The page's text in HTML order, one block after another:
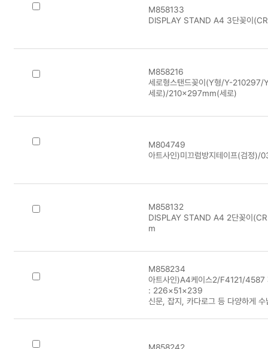
M858133
DISPLAY STAND A4 3단꽂이
M858216
세로형스탠드꽂이(Y형/Y-
세로)/210×297mm(세로)
M804749
아트사인)미끄럼방지테이프(검정)/
M858132
DISPLAY STAND A4 2단꽂이
m
M858234
아트사인)A4케이스2/F4121/4587
: 226×51×239
신문, 잡지, 카다로그 등 다양하게 수
M858242